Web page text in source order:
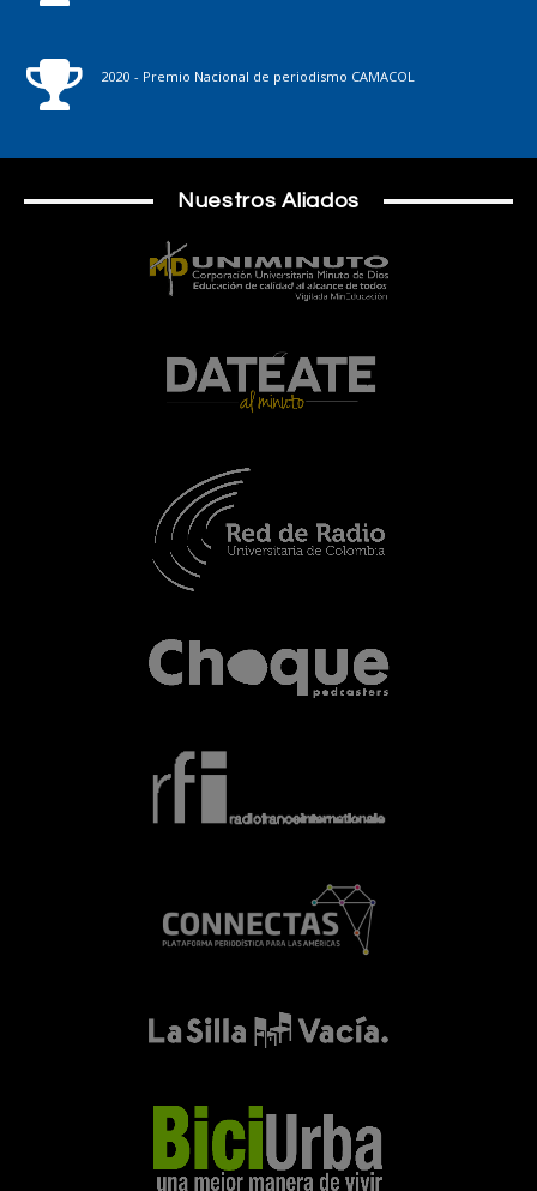
2020 - Premio Nacional de periodismo CAMACOL
Nuestros Aliados